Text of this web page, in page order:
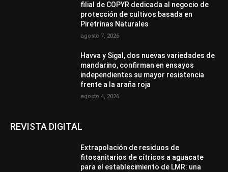
filial de COPYR dedicada al negocio de
protección de cultivos basada en
Piretrinas Naturales
agosto 7, 2026
Havva y Sigal, dos nuevas variedades de
mandarino, confirman en ensayos
independientes su mayor resistencia
frente a la araña roja
agosto 4, 2026
REVISTA DIGITAL
Extrapolación de residuos de
fitosanitarios de cítricos a aguacate
para el establecimiento de LMR: una